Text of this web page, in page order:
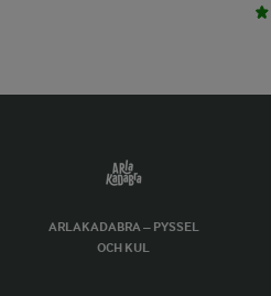
ARLAKADABRA – PYSSEL
OCH KUL